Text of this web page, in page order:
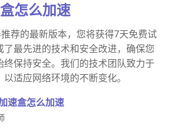
怎么加速
荐的最新版本，您将获得7天免费试
了最先进的技术和安全改进，确保您
终保持安全。我们的技术团队致力于
适应网络环境的不断变化。
速盒怎么加速